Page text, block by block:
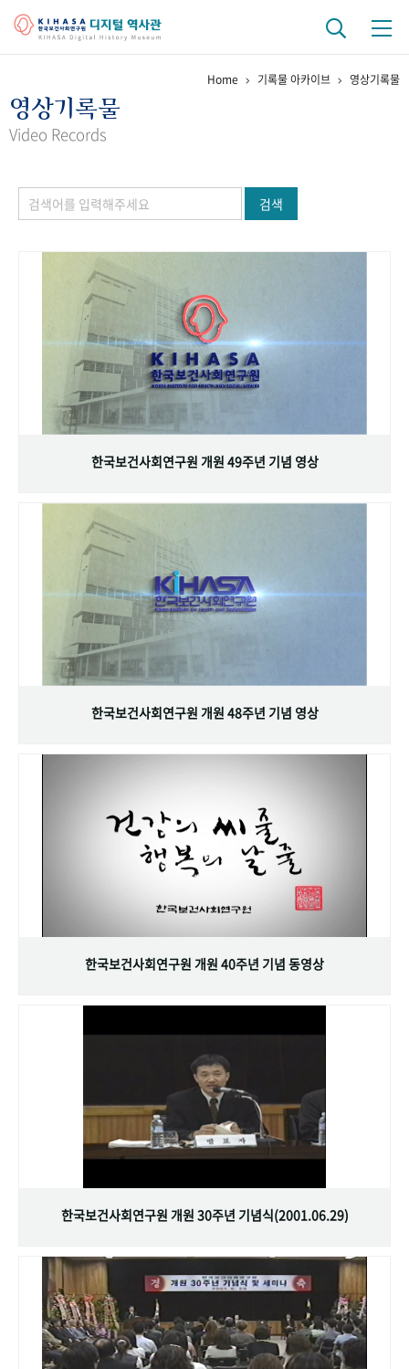
걸어온 길 기관 변천사
정책과 연구 키워드로 보는 연구 역사
연구자들
기록물 아카이브
사진 아카이브 문서 기록물 행정박물 영상 기록물
주년 기념
성과 50선 숫자로 보는 50년
VR 역사관
Home 기록물 아카이브 영상기록물
영상기록물
Video Records
검색
한국보건사회연구원 개원 49주년 기념 영상
한국보건사회연구원 개원 48주년 기념 영상
한국보건사회연구원 개원 40주년 기념 동영상
한국보건사회연구원 개원 30주년 기념식(2001.06.29)